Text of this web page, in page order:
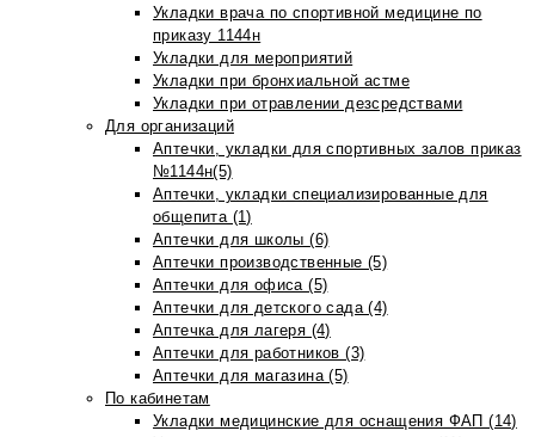
Укладки врача по спортивной медицине по
приказу 1144н
Укладки для мероприятий
Укладки при бронхиальной астме
Укладки при отравлении дезсредствами
Для организаций
Аптечки, укладки для спортивных залов приказ
№1144н(5)
Аптечки, укладки специализированные для
общепита (1)
Аптечки для школы (6)
Аптечки производственные (5)
Аптечки для офиса (5)
Аптечки для детского сада (4)
Аптечка для лагеря (4)
Аптечки для работников (3)
Аптечки для магазина (5)
По кабинетам
Укладки медицинские для оснащения ФАП (14)